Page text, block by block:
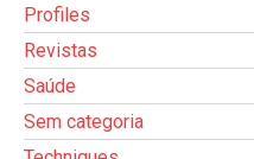
Profiles
Revistas
Saúde
Sem categoria